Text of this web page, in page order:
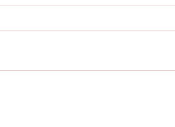
qual é uma das
nunca ficou...